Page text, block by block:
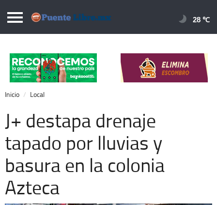
Puentelibre.mx
Local
Nacional
Opinión
Cronos
Economía
Espectáculos
Extra +
28 ℃
Inicio Local
J+ destapa drenaje
tapado por lluvias y
basura en la colonia
Azteca